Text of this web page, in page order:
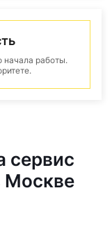
начала работы.
сервис
Москве